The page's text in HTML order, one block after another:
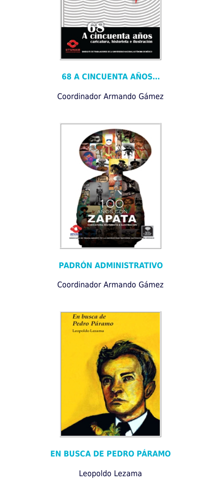
68 A CINCUENTA AÑOS...
Coordinador Armando Gámez
PADRÓN ADMINISTRATIVO
Coordinador Armando Gámez
EN BUSCA DE PEDRO PÁRAMO
Leopoldo Lezama